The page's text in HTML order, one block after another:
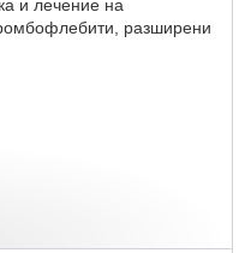
и лечение на
разширени